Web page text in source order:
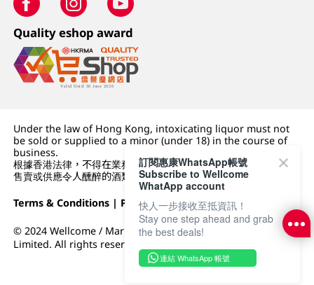
Quality eshop award
Under the law of Hong Kong, intoxicating liquor must not
be sold or supplied to a minor (under 18) in the course of
business.
根據香港法律，不得在業務過程中，向未成年人 (18 歲以下人士)
售賣或供應令人醺醉的酒類。
Terms & Conditions | Privacy Policy|DFI Retail Group
© 2024 Wellcome / Market Place. The Dairy Farm Company
Limited. All rights reserved.
訂閱惠康WhatsApp帳號
Subscribe to Wellcome
WhatApp account
快人一步接收至抵資訊！
Stay one step ahead and grab
the best deals!
連結 WhatsApp 帳號